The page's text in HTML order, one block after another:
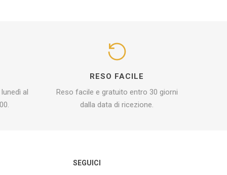
al
RESO FACILE
Reso facile e gratuito entro 30 giorni
dalla data di ricezione.
SEGUICI